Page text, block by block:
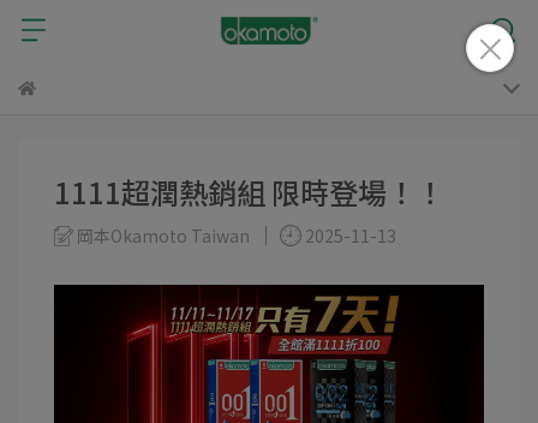
1111超潤熱銷組 限時登場！！
岡本Okamoto Taiwan 2025-11-13